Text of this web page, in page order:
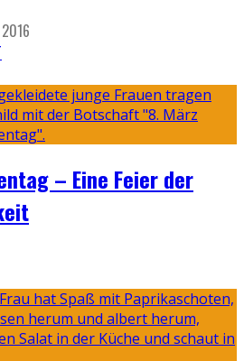
– Eine Feier der